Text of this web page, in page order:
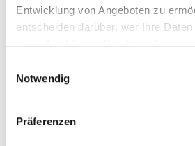
Entwicklung von Angeboten zu
entscheiden darüber, wer Ihre
Trigger Symbol ändern oder
Informationen über Ihre
Notwendig
Präferenzen
Sitzmöbel, Telefon am Bett,
(kostenfrei), Flatscreen, Ein Flatscreen TV
DETAILS